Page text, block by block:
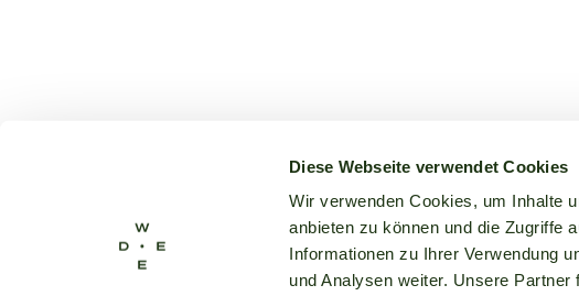
Diese Webseite verwendet Cookies
Wir verwenden Cookies, um Inhalte
anbieten zu können und die Zugriffe
Informationen zu Ihrer Verwendung
und Analysen weiter. Unsere